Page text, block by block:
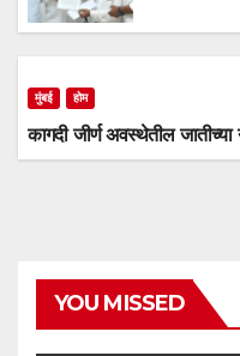
मुंबई होम
कागदी जीर्ण अवस्थेतील
YOU MISSED